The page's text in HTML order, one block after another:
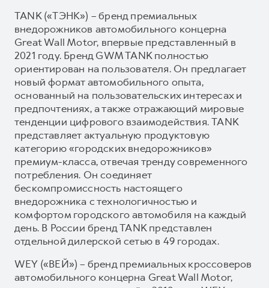
TANK («ТЭНК») – бренд премиальных
внедорожников автомобильного концерна
Great Wall Motor, впервые представленный в
2021 году. Бренд GWM TANK полностью
ориентирован на пользователя. Он предлагает
новый формат автомобильного опыта,
основанный на пользовательских интересах и
предпочтениях, а также отражающий мировые
тенденции цифрового взаимодействия. TANK
представляет актуальную продуктовую
категорию «городских внедорожников»
премиум-класса, отвечая тренду современного
потребления. Он соединяет
бескомпромиссность настоящего
внедорожника с технологичностью и
комфортом городского автомобиля на каждый
день. В России бренд TANK представлен
отдельной дилерской сетью в 49 городах.
WEY («ВЕЙ») – бренд премиальных кроссоверов
автомобильного концерна Great Wall Motor,